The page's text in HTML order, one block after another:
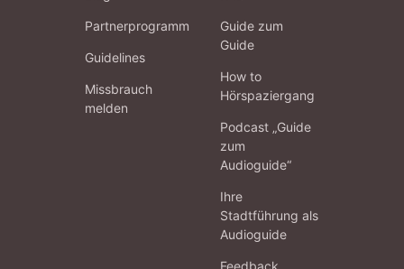
Partnerprogramm
Guidelines
Missbrauch
melden
Guide zum
Guide
How to
Hörspaziergang
Podcast „Guide
zum
Audioguide“
Ihre
Stadtführung als
Audioguide